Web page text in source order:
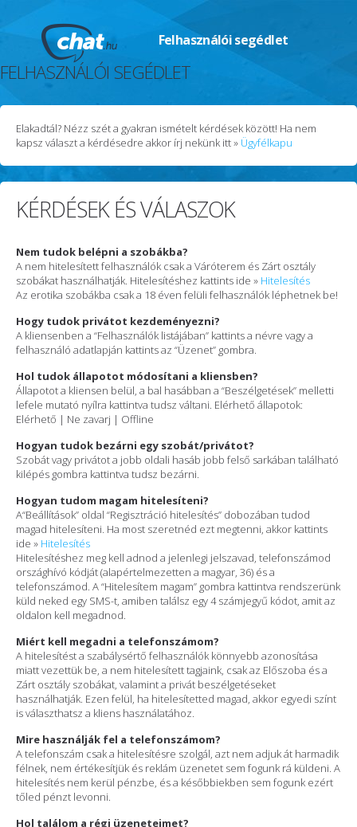
Felhasználói segédlet
FELHASZNÁLÓI SEGÉDLET
Elakadtál? Nézz szét a gyakran ismételt kérdések között! Ha nem
kapsz választ a kérdésedre akkor írj nekünk itt » Ügyfélkapu
KÉRDÉSEK ÉS VÁLASZOK
Nem tudok belépni a szobákba?
A nem hitelesített felhasználók csak a Váróterem és Zárt osztály
szobákat használhatják. Hitelesítéshez kattints ide » Hitelesítés
Az erotika szobákba csak a 18 éven felüli felhasználók léphetnek be!
Hogy tudok privátot kezdeményezni?
A kliensenben a “Felhasználók listájában” kattints a névre vagy a
felhasználó adatlapján kattints az “Üzenet” gombra.
Hol tudok állapotot módosítani a kliensben?
Állapotot a kliensen belül, a bal hasábban a “Beszélgetések” melletti
lefele mutató nyílra kattintva tudsz váltani. Elérhető állapotok:
Elérhető | Ne zavarj | Offline
Hogyan tudok bezárni egy szobát/privátot?
Szobát vagy privátot a jobb oldali hasáb jobb felső sarkában található
kilépés gombra kattintva tudsz bezárni.
Hogyan tudom magam hitelesíteni?
A“Beállítások” oldal “Regisztráció hitelesítés” dobozában tudod
magad hitelesíteni. Ha most szeretnéd ezt megtenni, akkor kattints
ide » Hitelesítés
Hitelesítéshez meg kell adnod a jelenlegi jelszavad, telefonszámod
országhívó kódját (alapértelmezetten a magyar, 36) és a
telefonszámod. A “Hitelesítem magam” gombra kattintva rendszerünk
küld neked egy SMS-t, amiben találsz egy 4 számjegyű kódot, amit az
oldalon kell megadnod.
Miért kell megadni a telefonszámom?
A hitelesítést a szabálysértő felhasználók könnyebb azonosítása
miatt vezettük be, a nem hitelesített tagjaink, csak az Előszoba és a
Zárt osztály szobákat, valamint a privát beszélgetéseket
használhatják. Ezen felül, ha hitelesítetted magad, akkor egyedi színt
is választhatsz a kliens használatához.
Mire használják fel a telefonszámom?
A telefonszám csak a hitelesítésre szolgál, azt nem adjuk át harmadik
félnek, nem értékesítjük és reklám üzenetet sem fogunk rá küldeni. A
hitelesítés nem kerül pénzbe, és a későbbiekben sem fogunk ezért
tőled pénzt levonni.
Hol találom a régi üzeneteimet?